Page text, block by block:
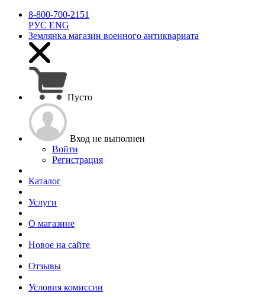
8-800-700-2151
РУС ENG
Землянка магазин военного антиквариата
Пусто
Вход не выполнен
Войти
Регистрация
Каталог
Услуги
О магазине
Новое на сайте
Отзывы
Условия комиссии